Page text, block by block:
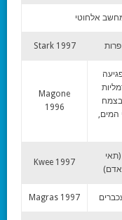
Stark 1997
המים,
Magone
1996
Kwee 1997
Magras 1997